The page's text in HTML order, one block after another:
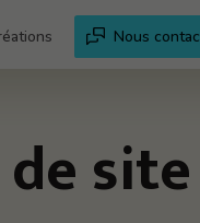
Nous
site